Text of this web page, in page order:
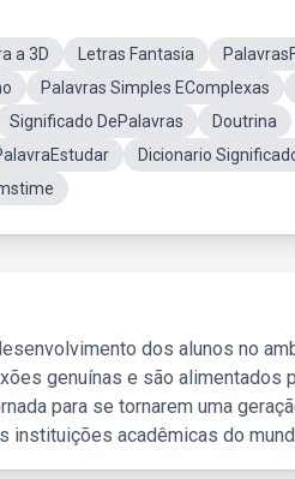
a 3D Letras Fantasia
Palavras Simples EComplexas
Significado DePalavras
Doutrina
Dicionario
dos alunos no
genuínas e são alimentados
para se tornarem uma
acadêmicas do